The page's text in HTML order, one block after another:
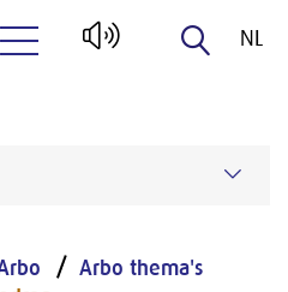
NL
Arbo thema's